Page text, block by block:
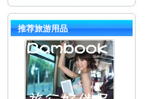
推荐旅游用品